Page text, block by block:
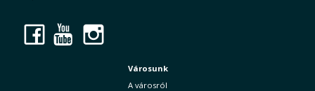
Facebook
YouTube
Városunk
A városról